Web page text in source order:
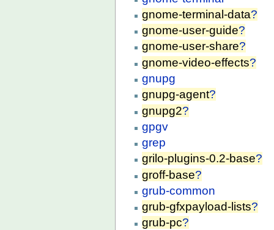
gnome-terminal-data?
gnome-user-guide?
gnome-user-share?
gnome-video-effects?
gnupg
gnupg-agent?
gnupg2?
gpgv
grep
grilo-plugins-0.2-base?
groff-base?
grub-common
grub-gfxpayload-lists?
grub-pc?